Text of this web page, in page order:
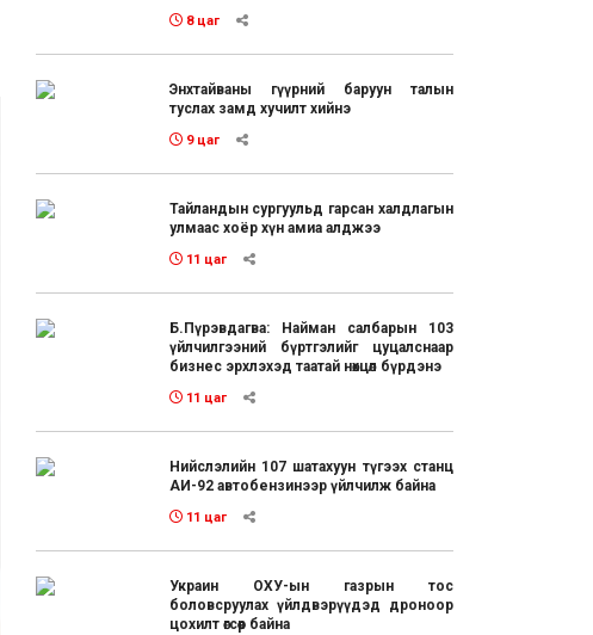
8 цаг
Энхтайваны гүүрний баруун талын
туслах замд хучилт хийнэ
9 цаг
Тайландын сургуульд гарсан халдлагын
улмаас хоёр хүн амиа алджээ
11 цаг
Б.Пүрэвдагва: Найман салбарын 103
үйлчилгээний бүртгэлийг цуцалснаар
бизнес эрхлэхэд таатай нөхцөл бүрдэнэ
11 цаг
Нийслэлийн 107 шатахуун түгээх станц
АИ-92 автобензинээр үйлчилж байна
11 цаг
Украин ОХУ-ын газрын тос
боловсруулах үйлдвэрүүдэд дроноор
цохилт өгсөөр байна